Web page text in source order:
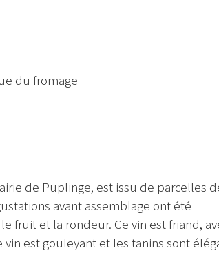
du fromage
de Puplinge, est issu de parcelles
avant assemblage ont été
fruit et la rondeur. Ce vin est friand,
est gouleyant et les tanins sont